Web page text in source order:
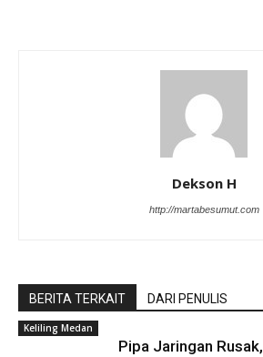
Dekson H
http://martabesumut.com
BERITA TERKAIT DARI PENULIS
Keliling Medan
Pipa Jaringan